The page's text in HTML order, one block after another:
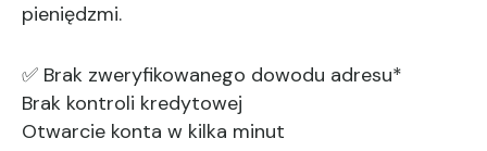
pieniędzmi.
✅ Brak zweryfikowanego dowodu adresu*
Brak kontroli kredytowej
Otwarcie konta w kilka minut